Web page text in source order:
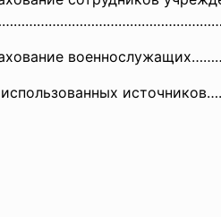
использованных